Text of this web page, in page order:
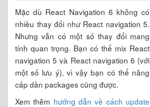
Mặc dù React Navigation 6 không có
nhiều thay đổi như React navigation 5.
Nhưng vẫn có một số thay đổi mang
tính quan trọng. Bạn có thể mix React
navigation 5 và React navigation 6 (với
một số lưu ý), vì vậy bạn có thể nâng
cấp dần packages cũng được.
Xem thêm hướng dẫn về cách update